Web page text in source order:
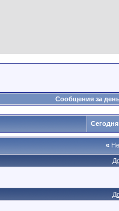
Сообщения за
Сегодня
«